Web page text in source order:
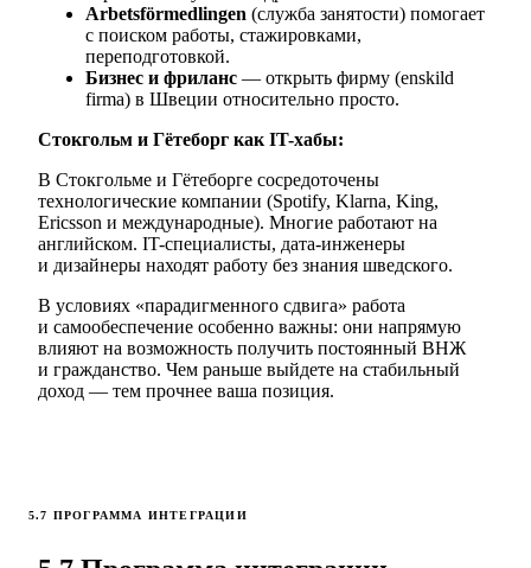
Arbetsförmedlingen (служба занятости) помогает
с поиском работы, стажировками,
переподготовкой.
Бизнес и фриланс — открыть фирму (enskild
firma) в Швеции относительно просто.
Стокгольм и Гётеборг как IT-хабы:
В Стокгольме и Гётеборге сосредоточены
технологические компании (Spotify, Klarna, King,
Ericsson и международные). Многие работают на
английском. IT-специалисты, дата-инженеры
и дизайнеры находят работу без знания шведского.
В условиях «парадигменного сдвига» работа
и самообеспечение особенно важны: они напрямую
влияют на возможность получить постоянный ВНЖ
и гражданство. Чем раньше выйдете на стабильный
доход — тем прочнее ваша позиция.
5.7 ПРОГРАММА ИНТЕГРАЦИИ